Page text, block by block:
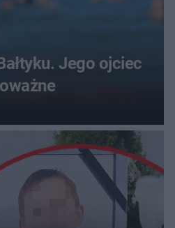
Jego ojciec